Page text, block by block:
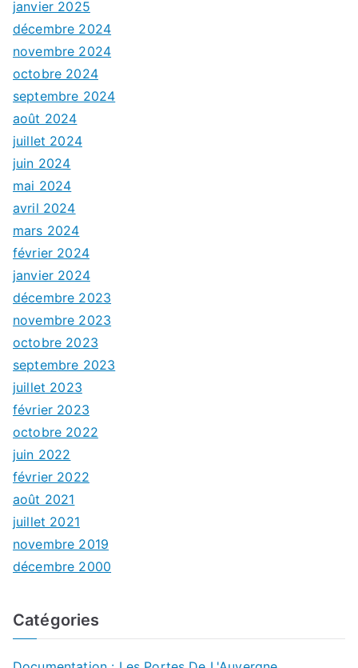
janvier 2025
décembre 2024
novembre 2024
octobre 2024
septembre 2024
août 2024
juillet 2024
juin 2024
mai 2024
avril 2024
mars 2024
février 2024
janvier 2024
décembre 2023
novembre 2023
octobre 2023
septembre 2023
juillet 2023
février 2023
octobre 2022
juin 2022
février 2022
août 2021
juillet 2021
novembre 2019
décembre 2000
Catégories